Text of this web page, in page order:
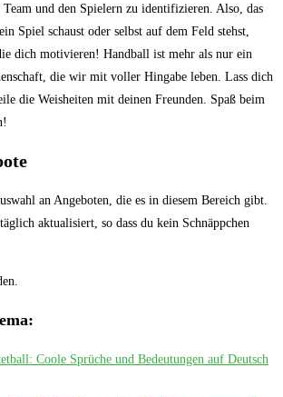
und den​ Spielern ⁤zu identifizieren. Also,​ das
Spiel ​schaust oder ⁢selbst auf dem Feld stehst,
dich motivieren! Handball ist mehr als ⁣nur‌ ein
die wir mit voller Hingabe leben. Lass dich
die ⁣Weisheiten mit deinen Freunden. Spaß beim
an Angeboten, die es in diesem Bereich gibt.
aktualisiert, so dass du kein Schnäppchen
Coole Sprüche und Bedeutungen auf Deutsch